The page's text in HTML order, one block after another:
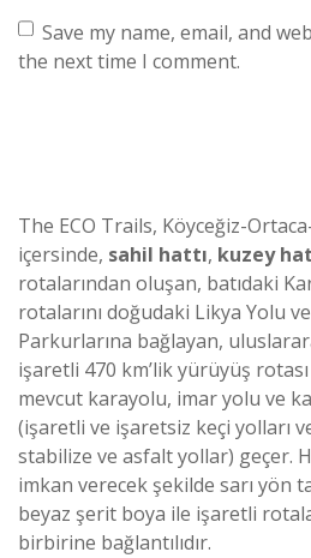
Save my name, email, and
the next time I comment.
The ECO Trails, Köyceğiz-
içersinde, sahil hattı, kuzey
rotalarından oluşan, batıdaki
rotalarını doğudaki Likya Yolu
Parkurlarına bağlayan,
işaretli 470 km’lik yürüyüş
mevcut karayolu, imar yolu ve
(işaretli ve işaretsiz keçi yolları
stabilize ve asfalt yollar) geçer.
imkan verecek şekilde sarı yön
beyaz şerit boya ile işaretli
birbirine bağlantılıdır.